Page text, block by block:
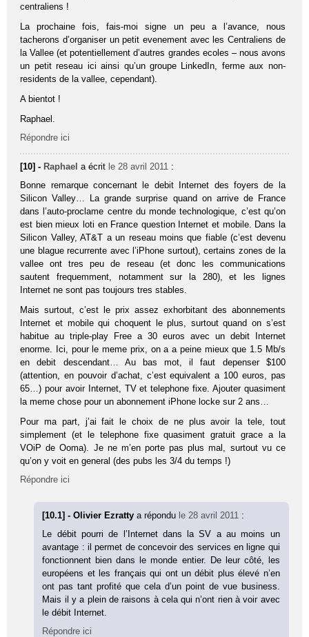
centraliens !
La prochaine fois, fais-moi signe un peu a l’avance, nous
tacherons d’organiser un petit evenement avec les Centraliens de
la Vallee (et potentiellement d’autres grandes ecoles – nous avons
un petit reseau ici ainsi qu’un groupe LinkedIn, ferme aux non-
residents de la vallee, cependant).
A bientot !
Raphael.
Répondre ici
[10] - Raphael a écrit le 28 avril 2011 :
Bonne remarque concernant le debit Internet des foyers de la
Silicon Valley… La grande surprise quand on arrive de France
dans l’auto-proclame centre du monde technologique, c’est qu’on
est bien mieux loti en France question Internet et mobile. Dans la
Silicon Valley, AT&T a un reseau moins que fiable (c’est devenu
une blague recurrente avec l’iPhone surtout), certains zones de la
vallee ont tres peu de reseau (et donc les communications
sautent frequemment, notamment sur la 280), et les lignes
Internet ne sont pas toujours tres stables.
Mais surtout, c’est le prix assez exhorbitant des abonnements
Internet et mobile qui choquent le plus, surtout quand on s’est
habitue au triple-play Free a 30 euros avec un debit Internet
enorme. Ici, pour le meme prix, on a a peine mieux que 1.5 Mb/s
en debit descendant… Au bas mot, il faut depenser $100
(attention, en pouvoir d’achat, c’est equivalent a 100 euros, pas
65…) pour avoir Internet, TV et telephone fixe. Ajouter quasiment
la meme chose pour un abonnement iPhone locke sur 2 ans…
Pour ma part, j’ai fait le choix de ne plus avoir la tele, tout
simplement (et le telephone fixe quasiment gratuit grace a la
VOiP de Ooma). Je ne m’en porte pas plus mal, surtout vu ce
qu’on y voit en general (des pubs les 3/4 du temps !)
Répondre ici
[10.1] - Olivier Ezrattya répondu le 28 avril 2011 :
Le débit pourri de l’Internet dans la SV a au moins un
avantage : il permet de concevoir des services en ligne qui
fonctionnent bien dans le monde entier. De leur côté, les
européens et les français qui ont un débit plus élevé n’en
ont pas tant profité que cela d’un point de vue business.
Mais il y a plein de raisons à cela qui n’ont rien à voir avec
le débit Internet.
Répondre ici